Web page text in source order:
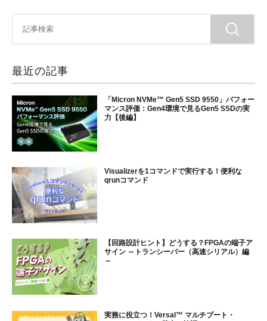
最近の記事
「Micron NVMe™ Gen5 SSD 9550」パフォー
マンス評価：Gen4環境で見るGen5 SSDの実
力【後編】
Visualizerを1コマンドで実行する！便利な
qrunコマンド
【回路設計ヒント】どうする？FPGAの端子ア
サイン ～トランシーバー（高速シリアル）編
～
実務に役立つ！Versal™ マルチブート・